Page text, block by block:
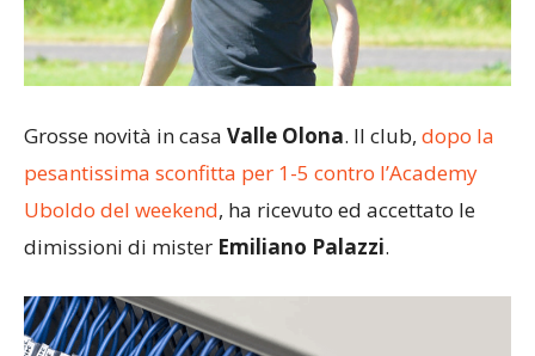
Grosse novità in casa Valle Olona. Il club, dopo la
pesantissima sconfitta per 1-5 contro l’Academy
Uboldo del weekend, ha ricevuto ed accettato le
dimissioni di mister Emiliano Palazzi.